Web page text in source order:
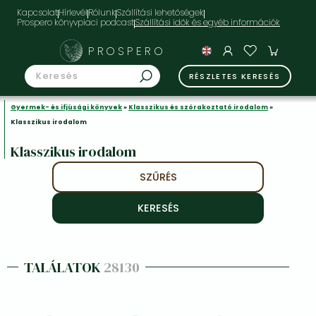
KapcsolatHírlevélRólunkSzállítási lehetőségek
Prospero könyvpiaci podcast
PROSPERO
RÉSZLETES KERESÉS
Gyermek- és ifjúsági könyvek» Klasszikus és szórakoztató irodalom»
Klasszikus irodalom
Klasszikus irodalom
SZŰRÉS
TALÁLATOK28130